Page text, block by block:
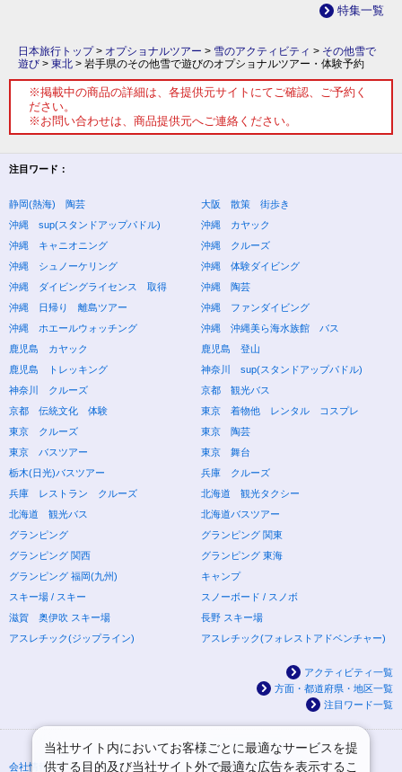
特集一覧
日本旅行トップ> オプショナルツアー > 雪のアクティビティ > その他雪で
遊び > 東北 > 岩手県のその他雪で遊びのオプショナルツアー・体験予約
※掲載中の商品の詳細は、各提供元サイトにてご確認、ご予約く
ださい。
※お問い合わせは、商品提供元へご連絡ください。
注目ワード：
静岡(熱海) 陶芸
大阪 散策 街歩き
沖縄 sup(スタンドアップパドル)
沖縄 カヤック
沖縄 キャニオニング
沖縄 クルーズ
沖縄 シュノーケリング
沖縄 体験ダイビング
沖縄 ダイビングライセンス 取得
沖縄 陶芸
沖縄 日帰り 離島ツアー
沖縄 ファンダイビング
沖縄 ホエールウォッチング
沖縄 沖縄美ら海水族館 バス
鹿児島 カヤック
鹿児島 登山
鹿児島 トレッキング
神奈川 sup(スタンドアップパドル)
神奈川 クルーズ
京都 観光バス
京都 伝統文化 体験
東京 着物他 レンタル コスプレ
東京 クルーズ
東京 陶芸
東京 バスツアー
東京 舞台
栃木(日光)バスツアー
兵庫 クルーズ
兵庫 レストラン クルーズ
北海道 観光タクシー
北海道 観光バス
北海道バスツアー
グランピング
グランピング 関東
グランピング 関西
グランピング 東海
グランピング 福岡(九州)
キャンプ
スキー場 / スキー
スノーボード / スノボ
滋賀 奥伊吹 スキー場
長野 スキー場
アスレチック(ジップライン)
アスレチック(フォレストアドベンチャー)
アクティビティ一覧
方面・都道府県・地区一覧
注目ワード一覧
会社情報 プライバシーポリシー
当社サイト内においてお客様ごとに最適なサービスを提
供する目的及び当社サイト外で最適な広告を表示するこ